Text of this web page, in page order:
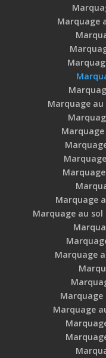
Marquage
Marquage au
Marquage
Marquage au
Marquage
Marquage
Marquage